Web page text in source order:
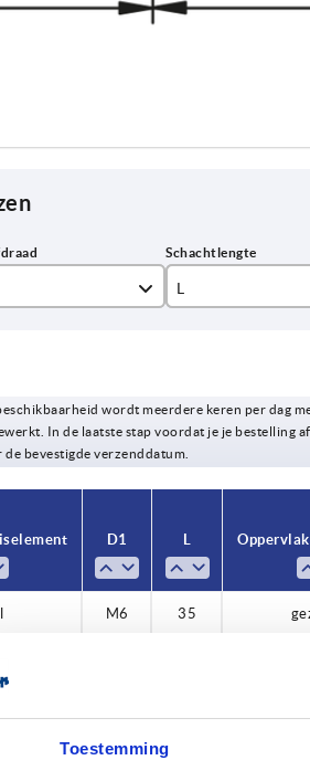
Toestemming
L
80
125
wordt meerdere keren per dag
In de laatste stap voordat je je bestelling
de bevestigde verzenddatum.
D1 L
M6 35
M8